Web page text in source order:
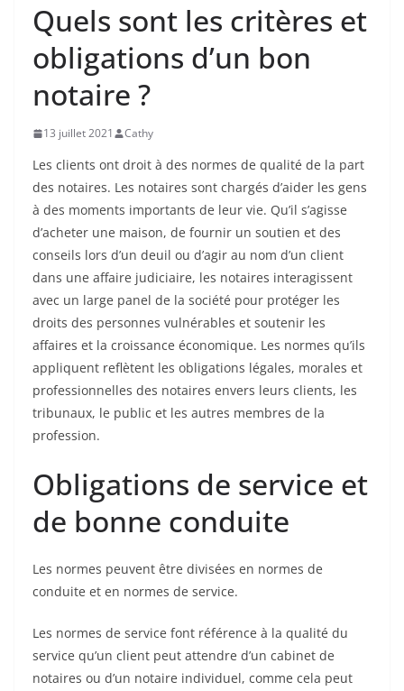
Quels sont les critères et
obligations d’un bon
notaire ?
13 juillet 2021 Cathy
Les clients ont droit à des normes de qualité de la part
des notaires. Les notaires sont chargés d’aider les gens
à des moments importants de leur vie. Qu’il s’agisse
d’acheter une maison, de fournir un soutien et des
conseils lors d’un deuil ou d’agir au nom d’un client
dans une affaire judiciaire, les notaires interagissent
avec un large panel de la société pour protéger les
droits des personnes vulnérables et soutenir les
affaires et la croissance économique. Les normes qu’ils
appliquent reflètent les obligations légales, morales et
professionnelles des notaires envers leurs clients, les
tribunaux, le public et les autres membres de la
profession.
Obligations de service et
de bonne conduite
Les normes peuvent être divisées en normes de
conduite et en normes de service.
Les normes de service font référence à la qualité du
service qu’un client peut attendre d’un cabinet de
notaires ou d’un notaire individuel, comme cela peut